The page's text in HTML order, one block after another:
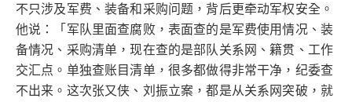
不只涉及军费、装备和采购问题，背后更牵动军权安全。
他说：「军队里面查腐败，表面查的是军费使用情况、装
备情况、采购清单，现在查的是部队关系网、籍贯、工作
交汇点。单独查账目清单，很多都做得非常干净，纪委查
不出来。这次张又侠、刘振立案，都是从关系网突破，就